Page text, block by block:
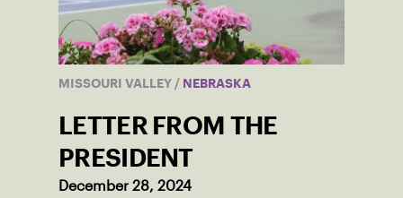
MISSOURI VALLEY / NEBRASKA
LETTER FROM THE
PRESIDENT
December 28, 2024